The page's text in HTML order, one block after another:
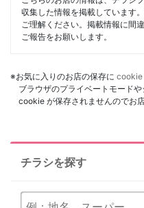
収集した情報を掲載しています
ご理解ください。掲載情報に間
ご報告をお願いします。
※お気に入りのお店の保存に cookie
ブラウザのプライベートモード
cookie が保存されませんのでお
チラシを探す